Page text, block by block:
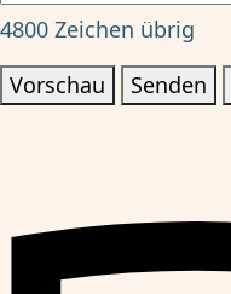
4800 Zeichen übrig
Vorschau
Senden